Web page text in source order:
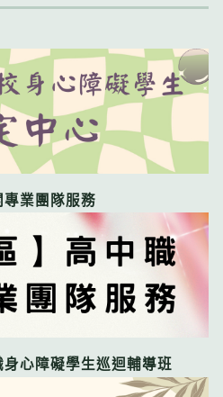
專業團隊服務
身心障礙學生巡迴輔導班